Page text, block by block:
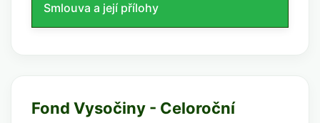
Smlouva a její přílohy
Fond Vysočiny - Celoroční